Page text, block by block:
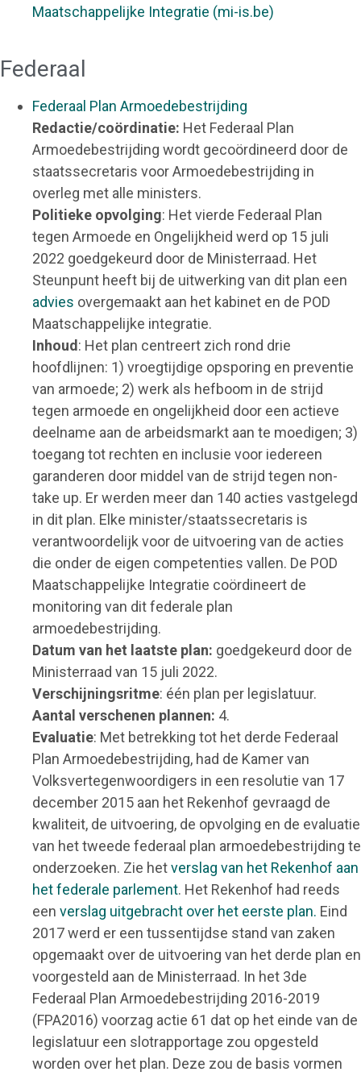
Maatschappelijke Integratie (mi-is.be)
Federaal
Federaal Plan Armoedebestrijding
Redactie/coördinatie: Het Federaal Plan
Armoedebestrijding wordt gecoördineerd door de
staatssecretaris voor Armoedebestrijding in
overleg met alle ministers.
Politieke opvolging: Het vierde Federaal Plan
tegen Armoede en Ongelijkheid werd op 15 juli
2022 goedgekeurd door de Ministerraad. Het
Steunpunt heeft bij de uitwerking van dit plan een
advies overgemaakt aan het kabinet en de POD
Maatschappelijke integratie.
Inhoud : Het plan centreert zich rond drie
hoofdlijnen: 1) vroegtijdige opsporing en preventie
van armoede; 2) werk als hefboom in de strijd
tegen armoede en ongelijkheid door een actieve
deelname aan de arbeidsmarkt aan te moedigen; 3)
toegang tot rechten en inclusie voor iedereen
garanderen door middel van de strijd tegen non-
take up. Er werden meer dan 140 acties vastgelegd
in dit plan. Elke minister/staatssecretaris is
verantwoordelijk voor de uitvoering van de acties
die onder de eigen competenties vallen. De POD
Maatschappelijke Integratie coördineert de
monitoring van dit federale plan
armoedebestrijding.
Datum van het laatste plan: goedgekeurd door de
Ministerraad van 15 juli 2022.
Verschijningsritme: één plan per legislatuur.
Aantal verschenen plannen: 4.
Evaluatie: Met betrekking tot het derde Federaal
Plan Armoedebestrijding, had de Kamer van
Volksvertegenwoordigers in een resolutie van 17
december 2015 aan het Rekenhof gevraagd de
kwaliteit, de uitvoering, de opvolging en de evaluatie
van het tweede federaal plan armoedebestrijding te
onderzoeken. Zie hetverslag van het Rekenhof aan
het federale parlement. Het Rekenhof had reeds
een verslag uitgebracht over het eerste plan. Eind
2017 werd er een tussentijdse stand van zaken
opgemaakt over de uitvoering van het derde plan en
voorgesteld aan de Ministerraad. In het 3de
Federaal Plan Armoedebestrijding 2016-2019
(FPA2016) voorzag actie 61 dat op het einde van de
legislatuur een slotrapportage zou opgesteld
worden over het plan. Deze zou de basis vormen